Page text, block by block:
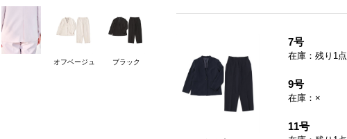
オフベージュ ブラック
7号
在庫：残り1点
9号
在庫：×
11号